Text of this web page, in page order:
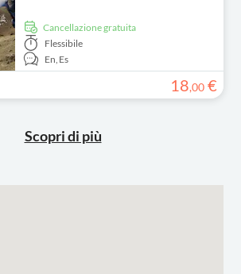
Cancellazione gratuita
Flessibile
En, Es
18,00 €
Scopri di più